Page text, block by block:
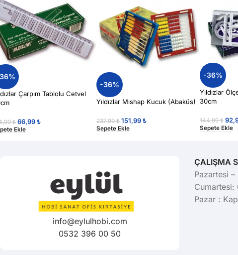
Çarpım Tablolu Cetvel
₺ 66,99₺
Ekle
-36%
Yıldızlar Mıshap Kucuk (Abaküs)
237,99₺ 151,99₺
Sepete Ekle
-36%
Yıldızlar
30cm
144,99₺
Sepete Ekle
info@eylulhobi.com
0532 396 00 50
ÇALIŞMA
Pazartesi
Cumartesi:
Pazar :